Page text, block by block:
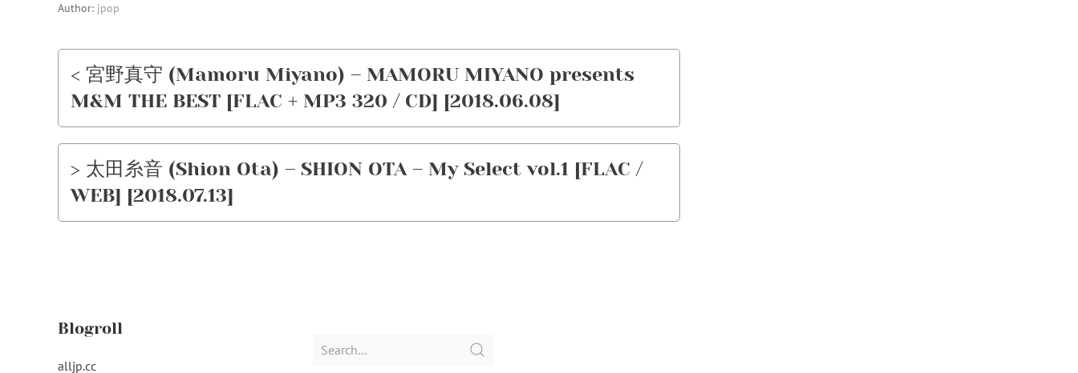
Author: jpop
< 宮野真守 (Mamoru Miyano) – MAMORU MIYANO presents
M&M THE BEST [FLAC + MP3 320 / CD] [2018.06.08]
> 太田糸音 (Shion Ota) – SHION OTA – My Select vol.1 [FLAC /
WEB] [2018.07.13]
Blogroll
alljp.cc
Search